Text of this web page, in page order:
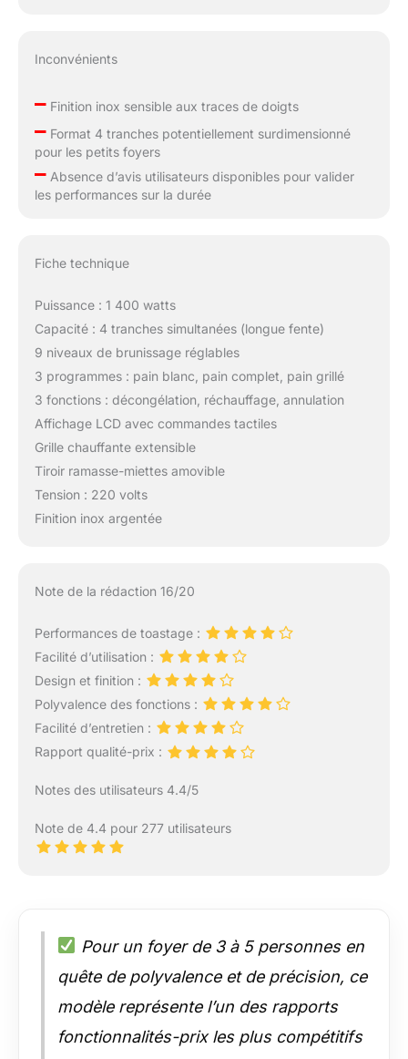
Inconvénients
–Finition inox sensible aux traces de doigts
–Format 4 tranches potentiellement surdimensionné
pour les petits foyers
–Absence d’avis utilisateurs disponibles pour valider
les performances sur la durée
Fiche technique
Puissance : 1 400 watts
Capacité : 4 tranches simultanées (longue fente)
9 niveaux de brunissage réglables
3 programmes : pain blanc, pain complet, pain grillé
3 fonctions : décongélation, réchauffage, annulation
Affichage LCD avec commandes tactiles
Grille chauffante extensible
Tiroir ramasse-miettes amovible
Tension : 220 volts
Finition inox argentée
Note de la rédaction 16/20
Performances de toastage :
Facilité d’utilisation :
Design et finition :
Polyvalence des fonctions :
Facilité d’entretien :
Rapport qualité-prix :
Notes des utilisateurs 4.4/5
Note de 4.4 pour 277 utilisateurs
Pour un foyer de 3 à 5 personnes en
quête de polyvalence et de précision, ce
modèle représente l’un des rapports
fonctionnalités-prix les plus compétitifs